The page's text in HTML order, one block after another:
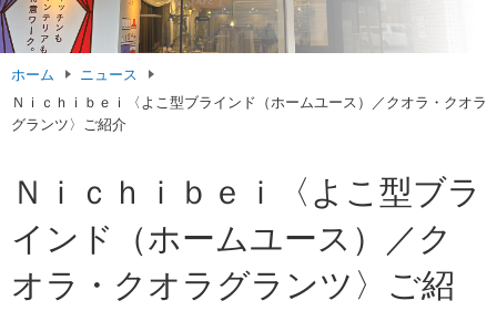
ホーム
ニュース
Ｎｉｃｈｉｂｅｉ〈よこ型ブラインド（ホームユース）／クオラ・クオラ
グランツ〉ご紹介
Ｎｉｃｈｉｂｅｉ〈よこ型ブラ
インド（ホームユース）／ク
オラ・クオラグランツ〉ご紹